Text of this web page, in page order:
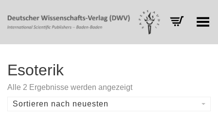
Toggle Menu
Esoterik
Alle 2 Ergebnisse werden angezeigtNach
Sortieren nach neuesten